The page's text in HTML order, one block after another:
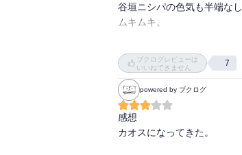
谷垣ニシパの色気も半端なし
ムキムキ。
そして一同はついに網走監獄
鮭漁をしているアイヌに変
門倉看守部長は土方歳三と
ついに新月の夜に網走監獄
ブクログレビューは
いいねできません
7
powered by ブクログ
感想
カオスになってきた。